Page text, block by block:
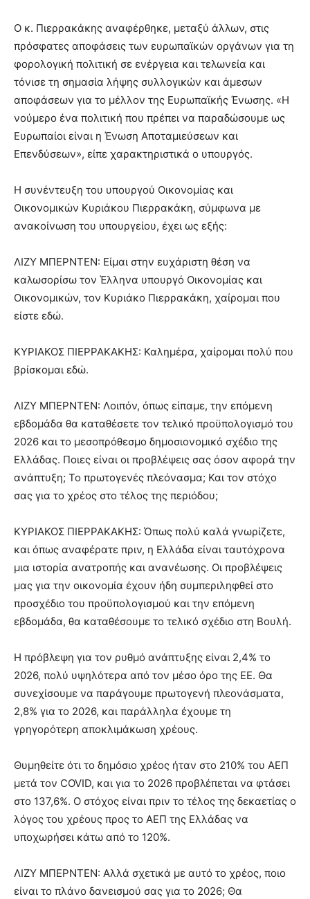
Ο κ. Πιερρακάκης αναφέρθηκε, μεταξύ άλλων, στις
πρόσφατες αποφάσεις των ευρωπαϊκών οργάνων για τη
φορολογική πολιτική σε ενέργεια και τελωνεία και
τόνισε τη σημασία λήψης συλλογικών και άμεσων
αποφάσεων για το μέλλον της Ευρωπαϊκής Ένωσης. «Η
νούμερο ένα πολιτική που πρέπει να παραδώσουμε ως
Ευρωπαίοι είναι η Ένωση Αποταμιεύσεων και
Επενδύσεων», είπε χαρακτηριστικά ο υπουργός.
Η συνέντευξη του υπουργού Οικονομίας και
Οικονομικών Κυριάκου Πιερρακάκη, σύμφωνα με
ανακοίνωση του υπουργείου, έχει ως εξής:
ΛΙΖΥ ΜΠΕΡΝΤΕΝ: Είμαι στην ευχάριστη θέση να
καλωσορίσω τον Έλληνα υπουργό Οικονομίας και
Οικονομικών, τον Κυριάκο Πιερρακάκη, χαίρομαι που
είστε εδώ.
ΚΥΡΙΑΚΟΣ ΠΙΕΡΡΑΚΑΚΗΣ: Καλημέρα, χαίρομαι πολύ που
βρίσκομαι εδώ.
ΛΙΖΥ ΜΠΕΡΝΤΕΝ: Λοιπόν, όπως είπαμε, την επόμενη
εβδομάδα θα καταθέσετε τον τελικό προϋπολογισμό του
2026 και το μεσοπρόθεσμο δημοσιονομικό σχέδιο της
Ελλάδας. Ποιες είναι οι προβλέψεις σας όσον αφορά την
ανάπτυξη; Το πρωτογενές πλεόνασμα; Και τον στόχο
σας για το χρέος στο τέλος της περιόδου;
ΚΥΡΙΑΚΟΣ ΠΙΕΡΡΑΚΑΚΗΣ: Όπως πολύ καλά γνωρίζετε,
και όπως αναφέρατε πριν, η Ελλάδα είναι ταυτόχρονα
μια ιστορία ανατροπής και ανανέωσης. Οι προβλέψεις
μας για την οικονομία έχουν ήδη συμπεριληφθεί στο
προσχέδιο του προϋπολογισμού και την επόμενη
εβδομάδα, θα καταθέσουμε το τελικό σχέδιο στη Βουλή.
Η πρόβλεψη για τον ρυθμό ανάπτυξης είναι 2,4% το
2026, πολύ υψηλότερα από τον μέσο όρο της ΕΕ. Θα
συνεχίσουμε να παράγουμε πρωτογενή πλεονάσματα,
2,8% για το 2026, και παράλληλα έχουμε τη
γρηγορότερη αποκλιμάκωση χρέους.
Θυμηθείτε ότι το δημόσιο χρέος ήταν στο 210% του ΑΕΠ
μετά τον COVID, και για το 2026 προβλέπεται να φτάσει
στο 137,6%. Ο στόχος είναι πριν το τέλος της δεκαετίας ο
λόγος του χρέους προς το ΑΕΠ της Ελλάδας να
υποχωρήσει κάτω από το 120%.
ΛΙΖΥ ΜΠΕΡΝΤΕΝ: Αλλά σχετικά με αυτό το χρέος, ποιο
είναι το πλάνο δανεισμού σας για το 2026; Θα